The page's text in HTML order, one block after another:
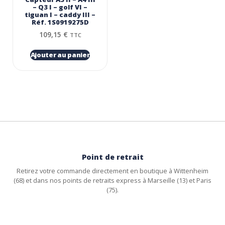
– Q3 I – golf VI –
tiguan I – caddy III –
Réf. 1S0919275D
109,15 € TTC
Ajouter au panier
Point de retrait
Retirez votre commande directement en boutique à Wittenheim
(68) et dans nos points de retraits express à Marseille (13) et Paris
(75).